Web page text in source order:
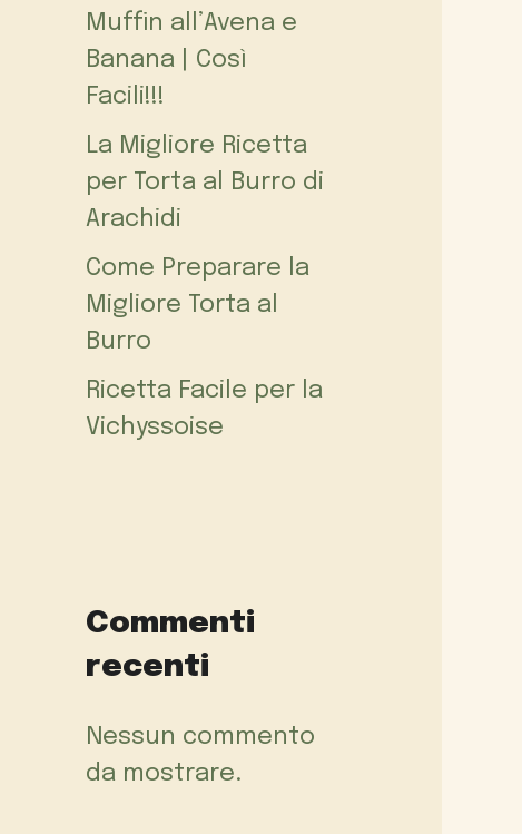
Muffin all’Avena e
Banana | Così
Facili!!!
La Migliore Ricetta
per Torta al Burro di
Arachidi
Come Preparare la
Migliore Torta al
Burro
Ricetta Facile per la
Vichyssoise
Commenti
recenti
Nessun commento
da mostrare.